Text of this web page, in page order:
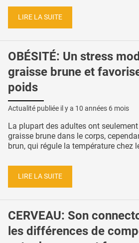
LIRE LA SUITE
OBÉSITÉ: Un stress
graisse brune et
poids
Actualité publiée il y a 10 années 6 mois
La plupart des adultes ont
graisse brune dans le corps,
brun, qui régule la température chez
LIRE LA SUITE
CERVEAU: Son
les différences de